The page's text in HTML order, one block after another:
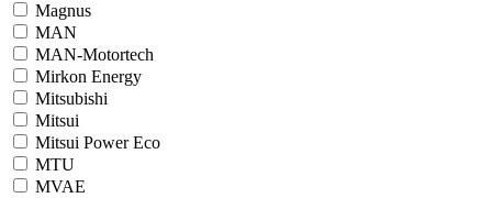
Magnus
MAN
MAN-Motortech
Mirkon Energy
Mitsubishi
Mitsui
Mitsui Power Eco
MTU
MVAE